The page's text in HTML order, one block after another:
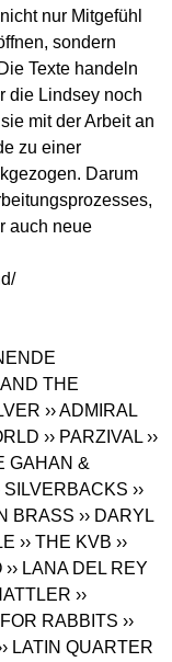
nur Mitgefühl
sondern
Texte handeln
die Lindsey noch
mit der Arbeit an
zu einer
Darum
auch neue
/
THE
›› ADMIRAL
›› PARZIVAL ››
GAHAN &
SILVERBACKS ››
BRASS ›› DARYL
›› THE KVB ››
›› LANA DEL REY
››
RABBITS ››
LATIN QUARTER